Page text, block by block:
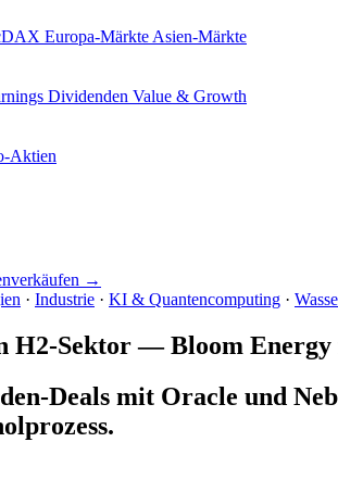
Europa-Märkte Asien-Märkte
Dividenden Value & Growth
Aktien
→
· Industrie · KI & Quantencomputing ·
H2-Sektor — Bloom
Deals mit Oracle und